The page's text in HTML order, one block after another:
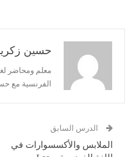
حسين
معلم ومحاضر
الفرنسية مع
الدرس السابق
الملابس والأكسسوارات في